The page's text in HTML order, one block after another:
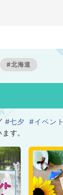
#北海道
#七夕 #イベント
す。